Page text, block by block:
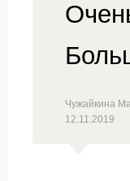
Чужайкина
12.11.2019